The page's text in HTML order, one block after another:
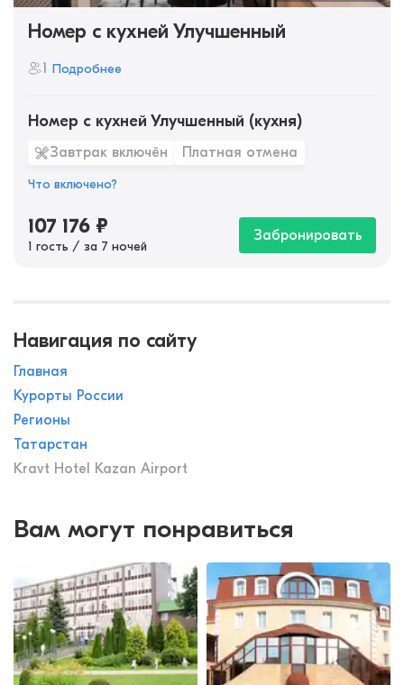
Номер с кухней Улучшенный
1 Подробнее
Номер с кухней Улучшенный (кухня)
Завтрак включён Платная отмена
Что включено?
107 176 ₽
1 гость / за 7 ночей
Забронировать
Навигация по сайту
Главная
Курорты России
Регионы
Татарстан
Kravt Hotel Kazan Airport
Вам могут понравиться